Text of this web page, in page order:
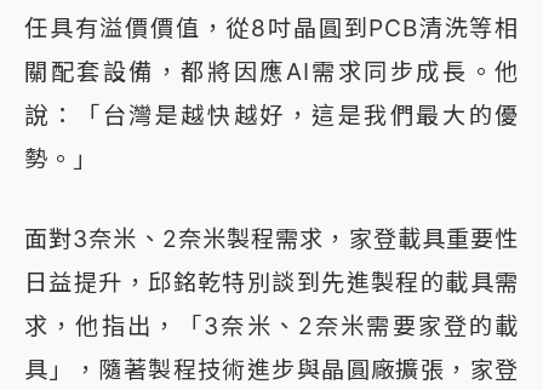
任具有溢價價值，從8吋晶圓到PCB清洗等相
關配套設備，都將因應AI需求同步成長。他
說：「台灣是越快越好，這是我們最大的優
勢。」
面對3奈米、2奈米製程需求，家登載具重要性
日益提升，邱銘乾特別談到先進製程的載具需
求，他指出，「3奈米、2奈米需要家登的載
具」，隨著製程技術進步與晶圓廠擴張，家登